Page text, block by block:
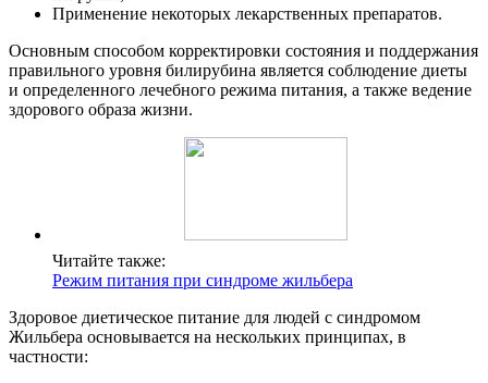
Применение некоторых лекарственных препаратов.
Основным способом корректировки состояния и поддержания
правильного уровня билирубина является соблюдение диеты
и определенного лечебного режима питания, а также ведение
здорового образа жизни.
Читайте также:
Режим питания при синдроме жильбера
Здоровое диетическое питание для людей с синдромом
Жильбера основывается на нескольких принципах, в
частности: